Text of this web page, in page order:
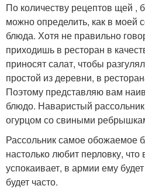
По количеству рецептов щей ,
можно определить, как в моей
блюда. Хотя не правильно
приходишь в ресторан в
приносят салат, чтобы
простой из деревни, в
Поэтому представляю вам
блюдо. Наваристый
огурцом со свиными
Рассольник самое обожаемое
настолько любит перловку,
успокаивает, в армии ему
будет часто.